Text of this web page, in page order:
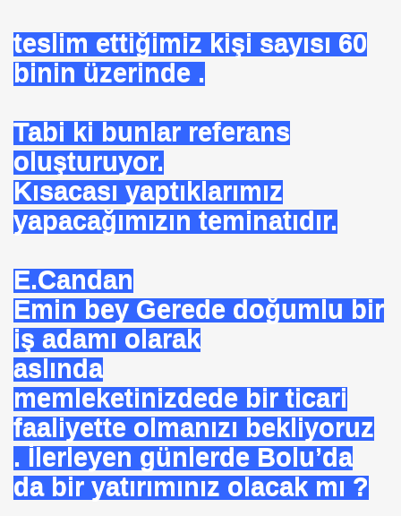
teslim ettiğimiz kişi sayısı 60
binin üzerinde .
Tabi ki bunlar referans
oluşturuyor.
Kısacası yaptıklarımız
yapacağımızın teminatıdır.
E.Candan
Emin bey Gerede doğumlu bir
iş adamı olarak
aslında
memleketinizdede bir ticari
faaliyette olmanızı bekliyoruz
. İlerleyen günlerde Bolu’da
da bir yatırımınız olacak mı ?
.İNSANİ YARDIM VAKFI
MİLYON 76 MİLYONA BAKARMI
"DUA"LAR
MUSEVIMI OLUR
YAPABILIR
ÖNLENEMEZ